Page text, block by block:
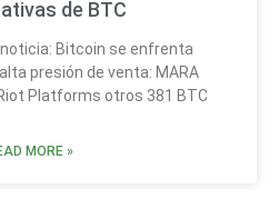
de BTC
Bitcoin se enfrenta
presión de venta: MARA
Platforms otros 381 BTC
MORE »